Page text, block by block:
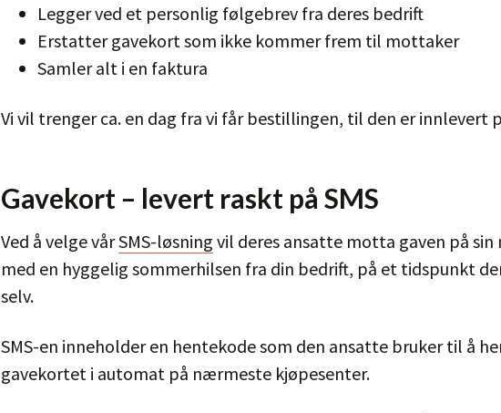
Legger ved et personlig følgebrev fra deres bedrift
Erstatter gavekort som ikke kommer frem til mottaker
Samler alt i en faktura
Vi vil trenger ca. en dag fra vi får bestillingen, til den er innlevert
Gavekort – levert raskt på SMS
Ved å velge vårSMS-løsning vil deres ansatte motta gaven på sin
med en hyggelig sommerhilsen fra din bedrift, på et tidspunkt
selv.
SMS-en inneholder en hentekode som den ansatte bruker til å
gavekortet i automat på nærmeste kjøpesenter.